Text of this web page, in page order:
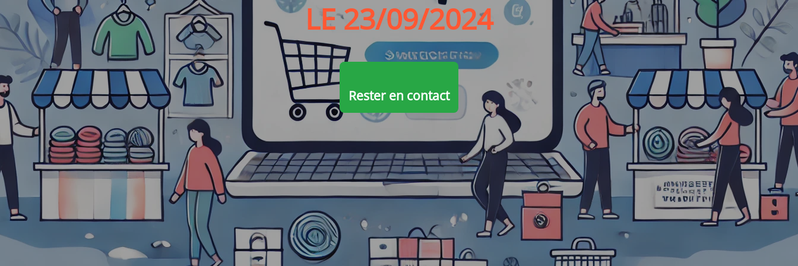
LE 23/09/2024
Rester en contact